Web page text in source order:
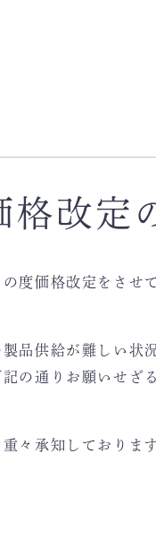
格改定
度価格改定をさせ
品供給が難しい状
の通りお願いせざ
々承知しておりま